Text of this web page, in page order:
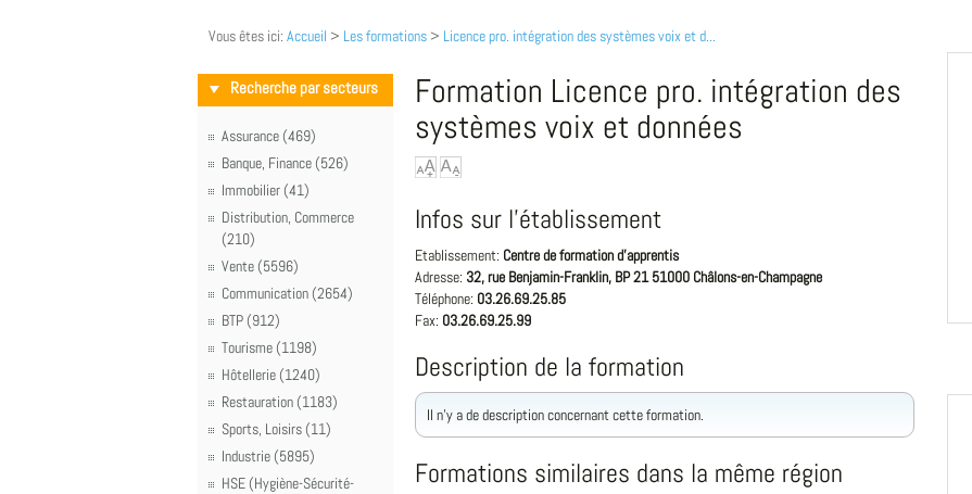
Vous êtes ici: Accueil > Les formations > Licence pro. intégration des systèmes voix et d...
Recherche par secteurs
Assurance (469)
Banque, Finance (526)
Immobilier (41)
Distribution, Commerce
(210)
Vente (5596)
Communication (2654)
BTP (912)
Tourisme (1198)
Hôtellerie (1240)
Restauration (1183)
Sports, Loisirs (11)
Industrie (5895)
HSE (Hygiène-Sécurité-
Formation Licence pro. intégration des
systèmes voix et données
Infos sur l'établissement
Etablissement: Centre de formation d'apprentis
Adresse: 32, rue Benjamin-Franklin, BP 21 51000 Châlons-en-Champagne
Téléphone: 03.26.69.25.85
Fax: 03.26.69.25.99
Description de la formation
Il n'y a de description concernant cette formation.
Formations similaires dans la même région